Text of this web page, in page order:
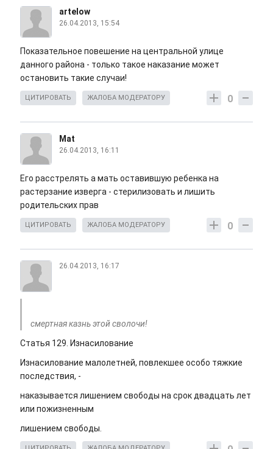
artelow
26.04.2013, 15:54
Показательное повешение на центральной улице
данного района - только такое наказание может
остановить такие случаи!
0
ЦИТИРОВАТЬ ЖАЛОБА МОДЕРАТОРУ
Mat
26.04.2013, 16:11
Его расстрелять а мать оставившую ребенка на
растерзание изверга - стерилизовать и лишить
родительских прав
0
ЦИТИРОВАТЬ ЖАЛОБА МОДЕРАТОРУ
26.04.2013, 16:17
смертная казнь этой сволочи!
Статья 129. Изнасилование
Изнасилование малолетней, повлекшее особо тяжкие
последствия, -
наказывается лишением свободы на срок двадцать лет
или пожизненным
лишением свободы.